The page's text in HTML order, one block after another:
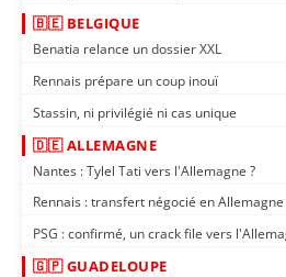
🇧🇪 BELGIQUE
Benatia relance un dossier XXL
Rennais prépare un coup inouï
Stassin, ni privilégié ni cas unique
🇩🇪 ALLEMAGNE
Nantes : Tylel Tati vers l'Allemagne ?
Rennais : transfert négocié en Allemagne
PSG : confirmé, un crack file vers
🇬🇵 GUADELOUPE